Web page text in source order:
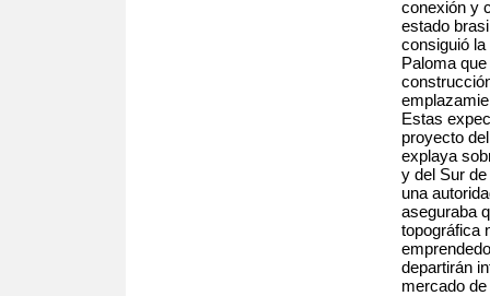
conexión y
estado
consiguió
Paloma
Estas
proyecto
explaya
y del Sur
una
aseguraba
topográfica
departirán
mercado